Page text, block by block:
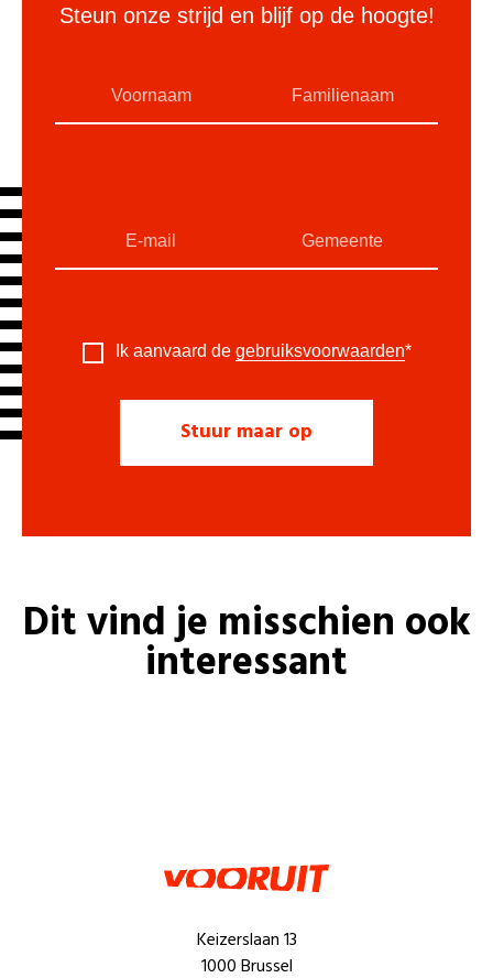
Steun onze strijd en blijf op de hoogte!
Ik aanvaard de gebruiksvoorwaarden*
Dit vind je misschien ook
interessant
Keizerslaan 13
1000 Brussel